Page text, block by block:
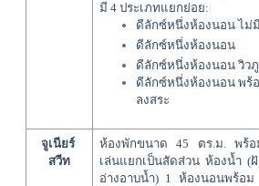
มี 4 ประเภทแยกย่อย:
ดีลักซ์หนึ่งห้องนอน ไม่
ดีลักซ์หนึ่งห้องนอน
ดีลักซ์หนึ่งห้องนอน วิวภู
ดีลักซ์หนึ่งห้องนอน พร้
ลงสระ
จูเนียร์
สวีท
ห้องพักขนาด 45 ตร.ม. พร้อ
เล่นแยกเป็นสัดส่วน ห้องน้ำ (
อ่างอาบน้ำ) 1 ห้องนอนพร้อม